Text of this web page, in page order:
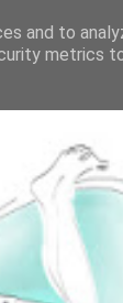
and to
metrics